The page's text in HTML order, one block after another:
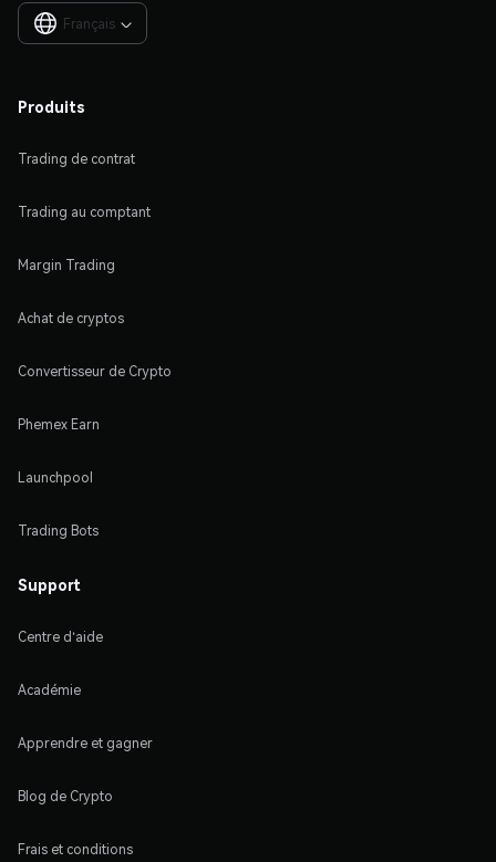
Français 
Produits
Trading de contrat
Trading au comptant
Margin Trading
Achat de cryptos
Convertisseur de Crypto
Phemex Earn
Launchpool
Trading Bots
Support
Centre d'aide
Académie
Apprendre et gagner
Blog de Crypto
Frais et conditions